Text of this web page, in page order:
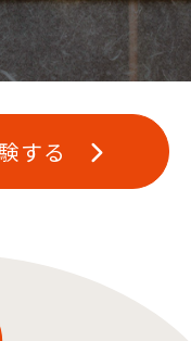
する